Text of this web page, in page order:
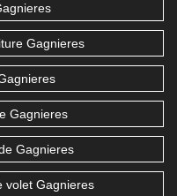
Gagnieres
Gagnieres
Gagnieres
volet Gagnieres